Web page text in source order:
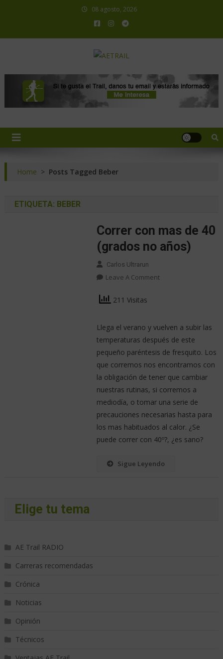
08 agosto, 2026
Home > Posts Tagged Beber
ETIQUETA: BEBER
Correr con mas de 40
(grados no años)
Carlos Ultrarun
Leave A Comment
211 Visitas
Llega el verano y vuelven a subir las
temperaturas después de este
pequeño paréntesis de fresquito. Los
que corremos nos encontramos con
la obligación de tener que cambiar
nuestras rutinas, si corremos a
mediodía, o tomar una serie de
precauciones necesarias hasta para
los mas habituados al calor. ¿Se
puede correr con 40º?, ¿es sano?
Sigue Leyendo
Elige tu tema
AE Trail RADIO
Carreras recomendadas
Crónica
Noticias
Opinión
Técnicos